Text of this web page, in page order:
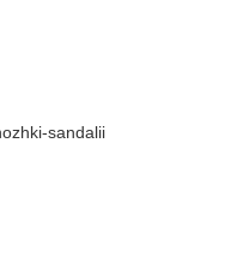
sandalii